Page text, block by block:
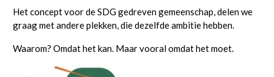
Het concept voor de SDG gedreven gemeenschap, delen we
graag met andere plekken, die dezelfde ambitie hebben.
Waarom? Omdat het kan. Maar vooral omdat het moet.